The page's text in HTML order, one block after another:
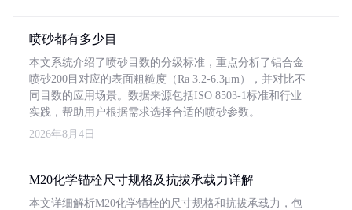
喷砂都有多少目
本文系统介绍了喷砂目数的分级标准，重点分析了铝合金
喷砂200目对应的表面粗糙度（Ra 3.2-6.3μm），并对比不
同目数的应用场景。数据来源包括ISO 8503-1标准和行业
实践，帮助用户根据需求选择合适的喷砂参数。
2026年8月4日
M20化学锚栓尺寸规格及抗拔承载力详解
本文详细解析M20化学锚栓的尺寸规格和抗拔承载力，包